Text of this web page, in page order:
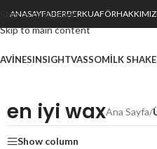
Skip to navigation
Skip to main content
ANASAYFABERBERKUAFÖR
INSIGHTVASSOMILK SHAKE
en iyi waxAna Sayfa/
Show column